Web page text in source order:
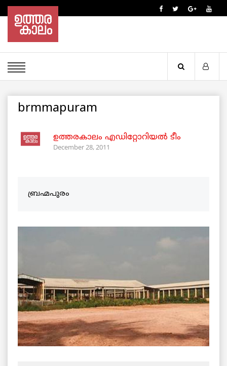
brmmapuram
ഉത്തരകാലം എഡിറ്റോറിയല്‍ ടീം
December 28, 2011
ബ്രഹ്മപുരം